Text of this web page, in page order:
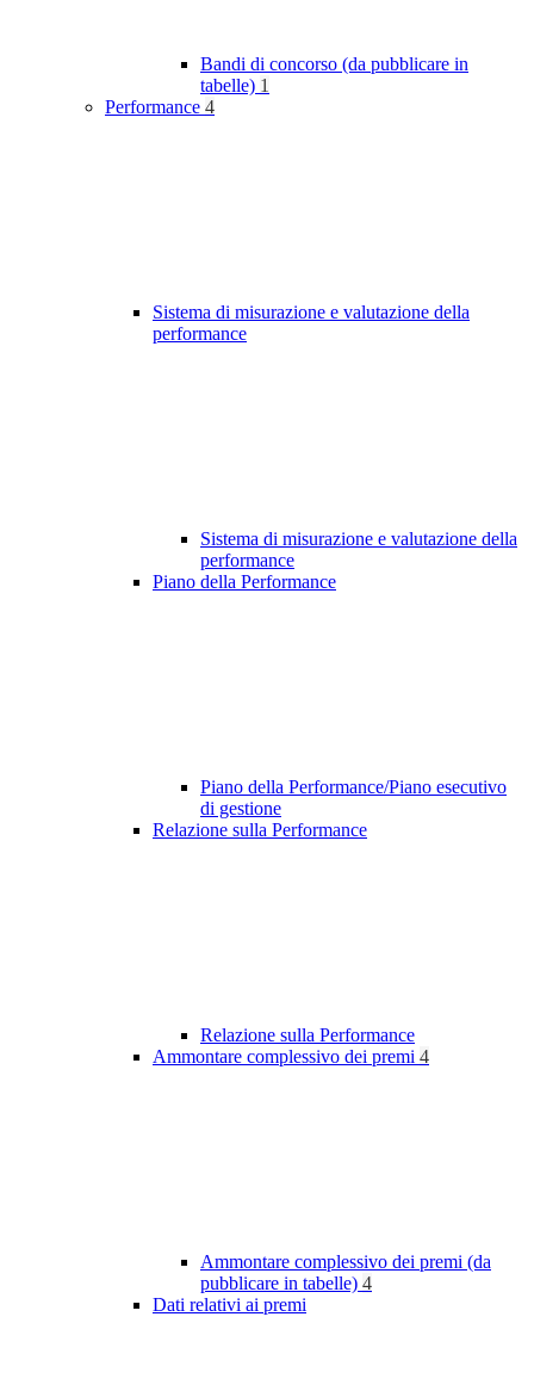
Bandi di concorso (da pubblicare in
tabelle) 1
Performance 4
Sistema di misurazione e valutazione della
performance
Sistema di misurazione e valutazione della
performance
Piano della Performance
Piano della Performance/Piano esecutivo
di gestione
Relazione sulla Performance
Relazione sulla Performance
Ammontare complessivo dei premi 4
Ammontare complessivo dei premi (da
pubblicare in tabelle) 4
Dati relativi ai premi